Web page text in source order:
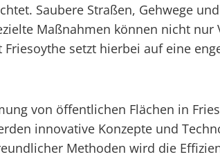
Saubere Straßen, Gehwege
Maßnahmen können nicht
setzt hierbei auf eine
von öffentlichen Flächen in
innovative Konzepte und
Methoden wird die